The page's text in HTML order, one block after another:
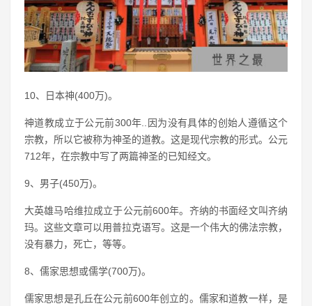
10、日本神(400万)。
神道教成立于公元前300年..因为没有具体的创始人遵循这个
宗教，所以它被称为神圣的道教。这是现代宗教的形式。公元
712年，在宗教中写了两篇神圣的已知经文。
9、男子(450万)。
大英雄马哈维拉成立于公元前600年。齐纳的书面经文叫齐纳
玛。这些文章可以用普拉克语写。这是一个伟大的佛法宗教，
没有暴力，死亡，等等。
8、儒家思想或儒学(700万)。
儒家思想是孔丘在公元前600年创立的。儒家和道教一样，是